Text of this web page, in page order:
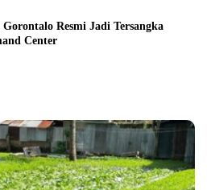
Resmi Jadi Tersangka
Center